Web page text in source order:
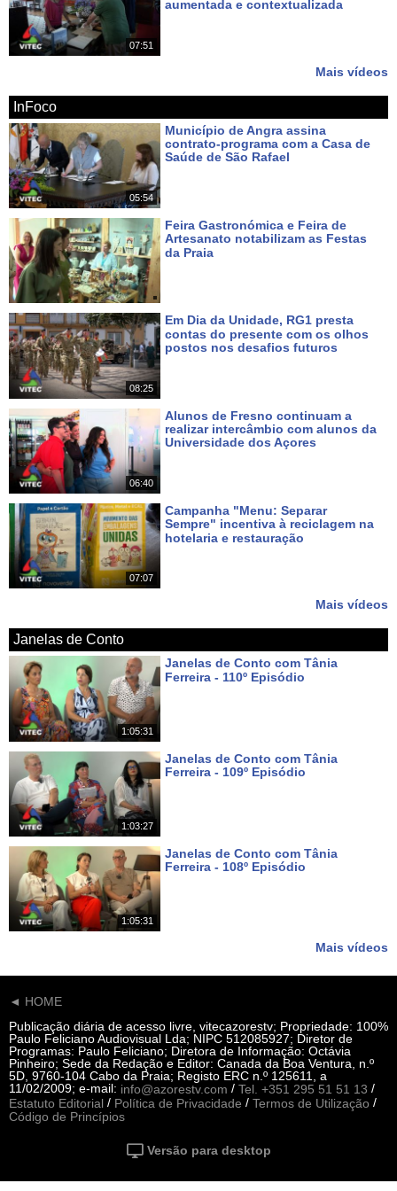
07:51
aumentada e contextualizada
Mais vídeos
InFoco
05:54
Município de Angra assina
contrato-programa com a Casa de
Saúde de São Rafael
Feira Gastronómica e Feira de
Artesanato notabilizam as Festas
da Praia
08:25
Em Dia da Unidade, RG1 presta
contas do presente com os olhos
postos nos desafios futuros
06:40
Alunos de Fresno continuam a
realizar intercâmbio com alunos da
Universidade dos Açores
07:07
Campanha "Menu: Separar
Sempre" incentiva à reciclagem na
hotelaria e restauração
Mais vídeos
Janelas de Conto
1:05:31
Janelas de Conto com Tânia
Ferreira - 110º Episódio
1:03:27
Janelas de Conto com Tânia
Ferreira - 109º Episódio
1:05:31
Janelas de Conto com Tânia
Ferreira - 108º Episódio
Mais vídeos
◄ HOME
Publicação diária de acesso livre, vitecazorestv; Propriedade: 100%
Paulo Feliciano Audiovisual Lda; NIPC 512085927; Diretor de
Programas: Paulo Feliciano; Diretora de Informação: Octávia
Pinheiro; Sede da Redação e Editor: Canada da Boa Ventura, n.º
5D, 9760-104 Cabo da Praia; Registo ERC n.º 125611, a
11/02/2009; e-mail: info@azorestv.com / Tel. +351 295 51 51 13 /
Estatuto Editorial / Política de Privacidade / Termos de Utilização /
Código de Princípios
Versão para desktop